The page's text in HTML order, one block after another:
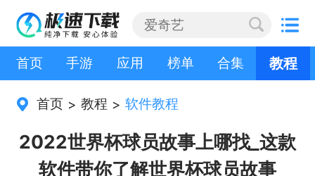
首页 手游 应用 榜单 合集 教程
首页 > 教程 > 软件教程
2022世界杯球员故事上哪找_这款
软件带你了解世界杯球员故事